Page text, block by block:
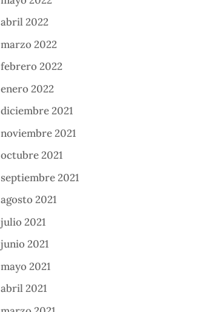
abril 2022
marzo 2022
febrero 2022
enero 2022
diciembre 2021
noviembre 2021
octubre 2021
septiembre 2021
agosto 2021
julio 2021
junio 2021
mayo 2021
abril 2021